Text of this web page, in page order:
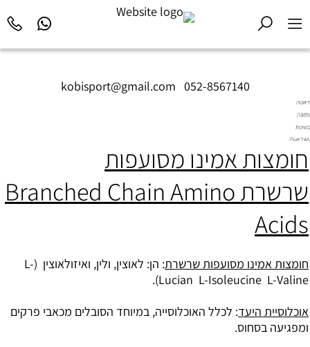
kobisport@gmail.com 052-8567140
דיאטה
ותזונה
בשיטת
Diet2All:
המושלם.
חומצות אמינו מסועפות
שרשרת Branched Chain Amino
Acids
חומצות אמינו מסועפות שרשרת
: הן: לאוצין, ולין, ואיזולאוצין (L-
Lucian L-Isoleucine L-Valine).
אוכלוסיית היעד: לכלל האוכלוסייה, במיוחד הסובלים מכאבי פרקים
ומפגיעה בסחוס.